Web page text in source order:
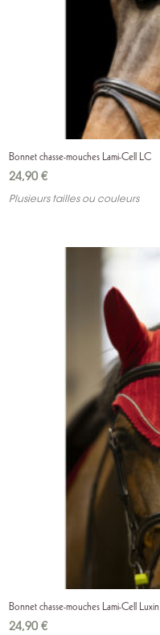
Bonnet chasse-mouches Lami-Cell LC
24,90€
Plusieurs tailles ou couleurs
Bonnet chasse-mouches Lami-Cell Luxin
24,90€